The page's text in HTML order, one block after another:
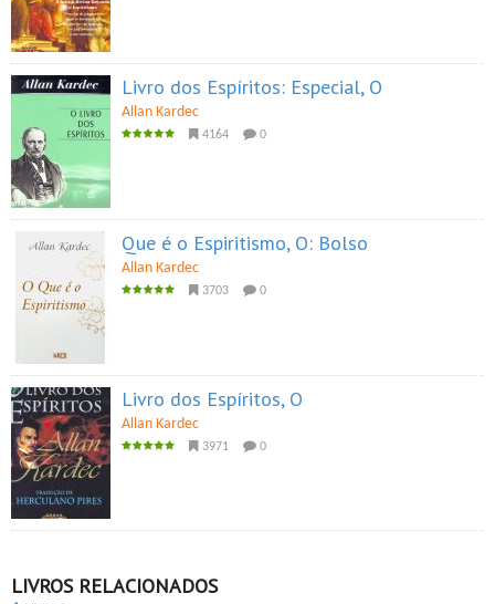
Livro dos Espíritos: Especial, O
Allan Kardec
4164 0
Que é o Espiritismo, O: Bolso
Allan Kardec
3703 0
Livro dos Espíritos, O
Allan Kardec
3971 0
LIVROS RELACIONADOS